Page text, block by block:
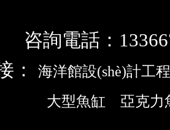
咨詢電話：
：
海洋館設(shè)計工程
大型魚缸
亞克力